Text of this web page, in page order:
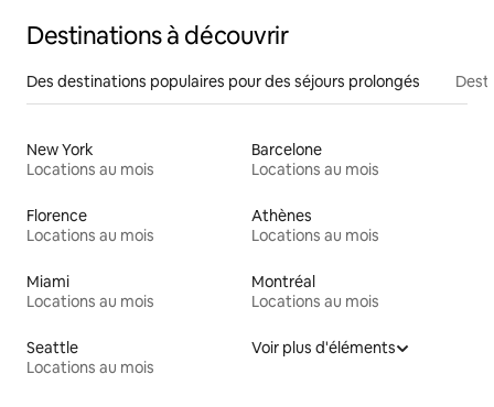
Destinations à découvrir
Des destinations populaires pour des séjours prolongés
New York
Locations au mois
Barcelone
Locations au mois
Florence
Locations au mois
Athènes
Locations au mois
Miami
Locations au mois
Montréal
Locations au mois
Seattle
Locations au mois
Voir plus d'éléments